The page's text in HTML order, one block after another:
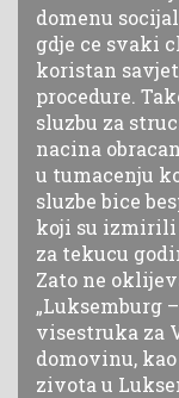
domenu
gdje ce svaki
koristan
procedure.
sluzbu za
nacina
u tumacenju
sluzbe bice
koji su izmirili
za tekucu
Zato ne
„Luksemburg
visestruka za
domovinu,
zivota u